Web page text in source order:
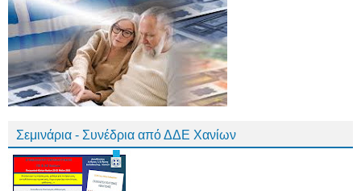
Σεμινάρια - Συνέδρια από ΔΔΕ Χανίων